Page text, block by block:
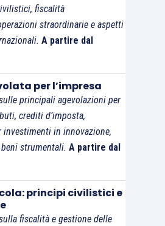
fiscalità
straordinarie e aspetti
A partire dal
per l’impresa
principali agevolazioni per
crediti d’imposta,
investimenti in innovazione,
strumentali. A partire dal
principi civilistici e
fiscalità e gestione delle